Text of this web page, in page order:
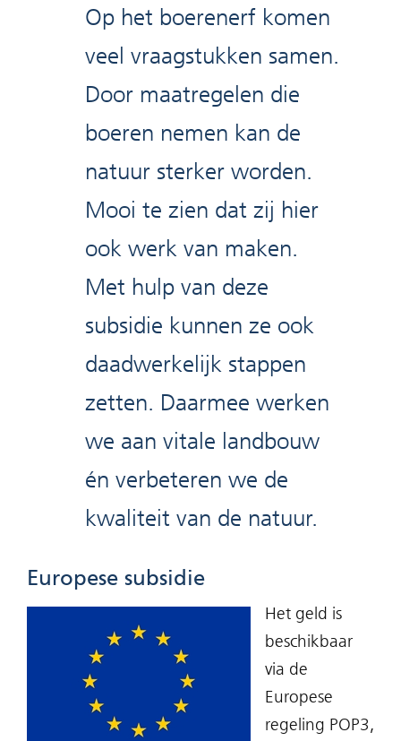
Op het boerenerf komen
veel vraagstukken samen.
Door maatregelen die
boeren nemen kan de
natuur sterker worden.
Mooi te zien dat zij hier
ook werk van maken.
Met hulp van deze
subsidie kunnen ze ook
daadwerkelijk stappen
zetten. Daarmee werken
we aan vitale landbouw
én verbeteren we de
kwaliteit van de natuur.
Europese subsidie
Het geld is
beschikbaar
via de
Europese
regeling POP3,